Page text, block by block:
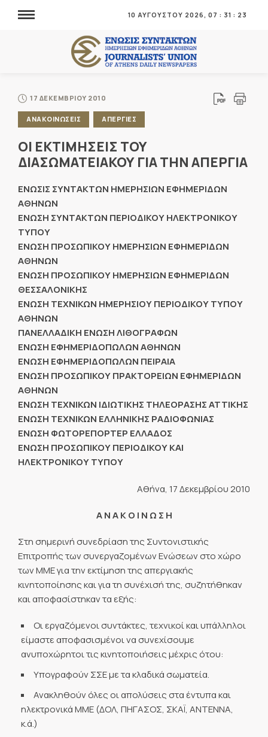
10 ΑΥΓΟΥΣΤΟΥ 2026, 07 : 31 : 23
17 ΔΕΚΕΜΒΡΙΟΥ 2010
ΑΝΑΚΟΙΝΩΣΕΙΣ ΑΠΕΡΓΙΕΣ
ΟΙ ΕΚΤΙΜΗΣΕΙΣ ΤΟΥ
ΔΙΑΣΩΜΑΤΕΙΑΚΟΥ ΓΙΑ ΤΗΝ ΑΠΕΡΓΙΑ
ΕΝΩΣΙΣ ΣΥΝΤΑΚΤΩΝ ΗΜΕΡΗΣΙΩΝ ΕΦΗΜΕΡΙΔΩΝ
ΑΘΗΝΩΝ
ΕΝΩΣΗ ΣΥΝΤΑΚΤΩΝ ΠΕΡΙΟΔΙΚΟΥ ΗΛΕΚΤΡΟΝΙΚΟΥ
ΤΥΠΟΥ
ΕΝΩΣΗ ΠΡΟΣΩΠΙΚΟΥ ΗΜΕΡΗΣΙΩΝ ΕΦΗΜΕΡΙΔΩΝ
ΑΘΗΝΩΝ
ΕΝΩΣΗ ΠΡΟΣΩΠΙΚΟΥ ΗΜΕΡΗΣΙΩΝ ΕΦΗΜΕΡΙΔΩΝ
ΘΕΣΣΑΛΟΝΙΚΗΣ
ΕΝΩΣΗ ΤΕΧΝΙΚΩΝ ΗΜΕΡΗΣΙΟΥ ΠΕΡΙΟΔΙΚΟΥ ΤΥΠΟΥ
ΑΘΗΝΩΝ
ΠΑΝΕΛΛΑΔΙΚΗ ΕΝΩΣΗ ΛΙΘΟΓΡΑΦΩΝ
ΕΝΩΣΗ ΕΦΗΜΕΡΙΔΟΠΩΛΩΝ ΑΘΗΝΩΝ
ΕΝΩΣΗ ΕΦΗΜΕΡΙΔΟΠΩΛΩΝ ΠΕΙΡΑΙΑ
ΕΝΩΣΗ ΠΡΟΣΩΠΙΚΟΥ ΠΡΑΚΤΟΡΕΙΩΝ ΕΦΗΜΕΡΙΔΩΝ
ΑΘΗΝΩΝ
ΕΝΩΣΗ ΤΕΧΝΙΚΩΝ ΙΔΙΩΤΙΚΗΣ ΤΗΛΕΟΡΑΣΗΣ ΑΤΤΙΚΗΣ
ΕΝΩΣΗ ΤΕΧΝΙΚΩΝ ΕΛΛΗΝΙΚΗΣ ΡΑΔΙΟΦΩΝΙΑΣ
ΕΝΩΣΗ ΦΩΤΟΡΕΠΟΡΤΕΡ ΕΛΛΑΔΟΣ
ΕΝΩΣΗ ΠΡΟΣΩΠΙΚΟΥ ΠΕΡΙΟΔΙΚΟΥ ΚΑΙ
ΗΛΕΚΤΡΟΝΙΚΟΥ ΤΥΠΟΥ
Αθήνα, 17 Δεκεμβρίου 2010
Α Ν Α Κ Ο Ι Ν Ω Σ Η
Στη σημερινή συνεδρίαση της Συντονιστικής
Επιτροπής των συνεργαζομένων Ενώσεων στο χώρο
των ΜΜΕ για την εκτίμηση της απεργιακής
κινητοποίησης και για τη συνέχισή της, συζητήθηκαν
και αποφασίστηκαν τα εξής:
Οι εργαζόμενοι συντάκτες, τεχνικοί και υπάλληλοι
είμαστε αποφασισμένοι να συνεχίσουμε
ανυποχώρητοι τις κινητοποιήσεις μέχρις ότου:
Υπογραφούν ΣΣΕ με τα κλαδικά σωματεία.
Ανακληθούν όλες οι απολύσεις στα έντυπα και
ηλεκτρονικά ΜΜΕ (ΔΟΛ, ΠΗΓΑΣΟΣ, ΣΚΑΪ, ΑΝΤΕΝΝΑ,
κ.ά.)